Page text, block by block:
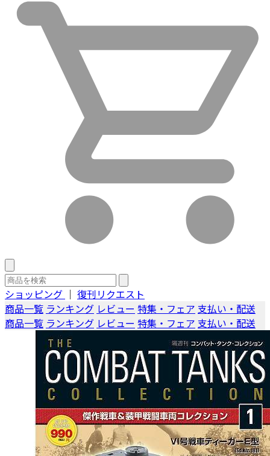
ショッピング ｜ 復刊リクエスト
商品一覧 ランキング レビュー 特集・フェア 支払い・配送
商品一覧 ランキング レビュー 特集・フェア 支払い・配送